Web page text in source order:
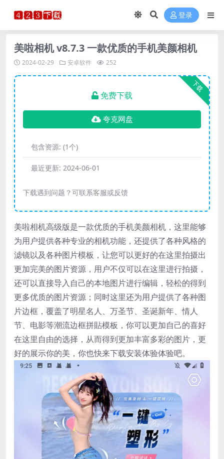
登录
美啦相机 v8.7.3 一款优质的手机美颜相机
2024-02-29 安卓软件 252
下载
免费下载
夸克网盘
包含资源: (1个)
最近更新: 2024-06-01
下载遇到问题？可联系客服或反馈
美啦相机高级版是一款优质的手机美颜相机，这里能够
为用户提供各种专业的相机功能，还提供了各种风格的
滤镜以及各种图片模板，让您可以更好的在这里拍摄出
更加完美的图片资源，用户不仅可以在这里进行拍摄，
还可以直接导入自己的本地图片进行编辑，轻松的得到
更多优质的图片资源；同时这里还为用户提供了各种图
片边框，覆盖了明星名人、万圣节、圣诞新年、情人
节、电影等潮流边框拼貼模板，你可以更加自己的喜好
在这里自由的选择，从而得到更加丰富多彩的图片，更
好的展示你的美，你也快来下载安装体验体验吧。